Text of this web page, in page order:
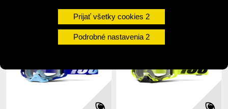
Prijať všetky cookies
Podrobné nastavenia